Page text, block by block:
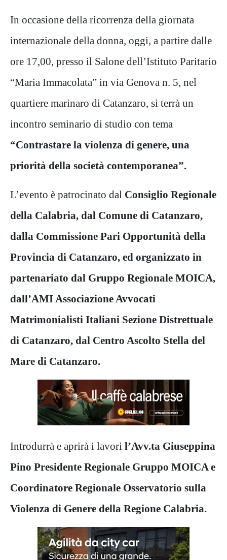
In occasione della ricorrenza della giornata
internazionale della donna, oggi, a partire dalle
ore 17,00, presso il Salone dell’Istituto Paritario
“Maria Immacolata” in via Genova n. 5, nel
quartiere marinaro di Catanzaro, si terrà un
incontro seminario di studio con tema
“Contrastare la violenza di genere, una
priorità della società contemporanea”.
L’evento è patrocinato dal Consiglio Regionale
della Calabria, dal Comune di Catanzaro,
dalla Commissione Pari Opportunità della
Provincia di Catanzaro, ed organizzato in
partenariato dal Gruppo Regionale MOICA,
dall’AMI Associazione Avvocati
Matrimonialisti Italiani Sezione Distrettuale
di Catanzaro, dal Centro Ascolto Stella del
Mare di Catanzaro.
Introdurrà e aprirà i lavori l’Avv.ta Giuseppina
Pino Presidente Regionale Gruppo MOICA e
Coordinatore Regionale Osservatorio sulla
Violenza di Genere della Regione Calabria.